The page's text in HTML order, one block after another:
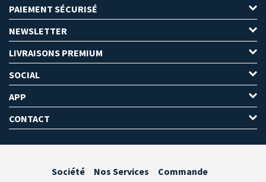
PAIEMENT SÉCURISÉ
NEWSLETTER
LIVRAISONS PREMIUM
SOCIAL
APP
CONTACT
Société Nos Services
Commande